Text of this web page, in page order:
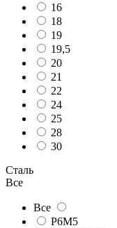
16
18
19
19,5
20
21
22
24
25
28
30
Сталь
Все
Все
Р6М5